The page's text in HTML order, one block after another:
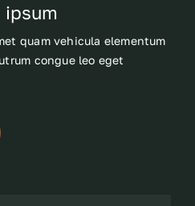
quam vehicula elementum
congue leo eget